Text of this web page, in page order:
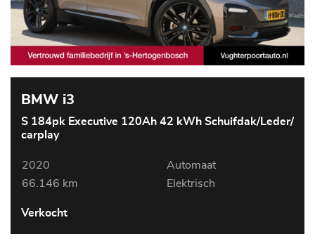
BMW i3
S 184pk Executive 120Ah 42 kWh Schuifdak/Leder/
carplay
2020
Automaat
66.146 km
Elektrisch
Verkocht